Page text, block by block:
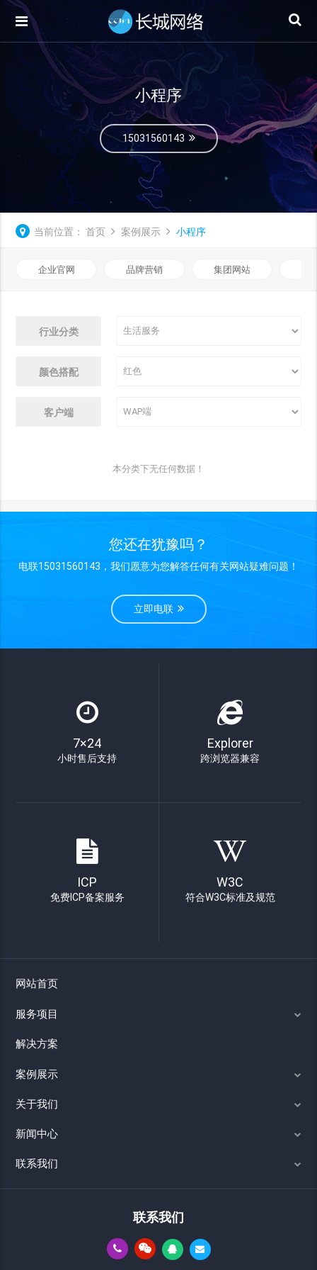
小程序
15031560143
当前位置： 首页 案例展示 小程序
企业官网 品牌营销 集团网站
行业分类
颜色搭配
客户端
本分类下无任何数据！
您还在犹豫吗？
电联15031560143，我们愿意为您解答任何有关网站疑难问题！
立即电联
7×24
小时售后支持
Explorer
跨浏览器兼容
ICP
免费ICP备案服务
W3C
符合W3C标准及规范
网站首页
服务项目
解决方案
案例展示
关于我们
新闻中心
联系我们
联系我们